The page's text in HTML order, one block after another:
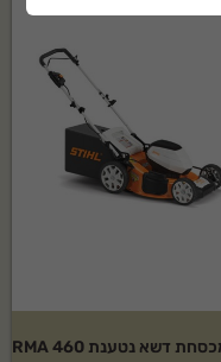
גוף מכסחת דשא נטענת RMA 460